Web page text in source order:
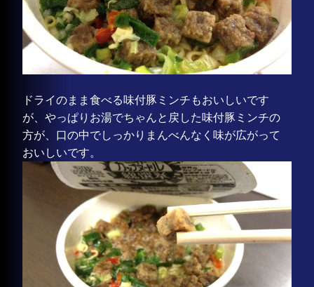
ドライのまま食べる味付豚ミンチもおいしいです
が、やっぱりお湯でちゃんと戻した味付豚ミンチの
方が、口の中でしっかりまんべんなく味が広がって
おいしいです。